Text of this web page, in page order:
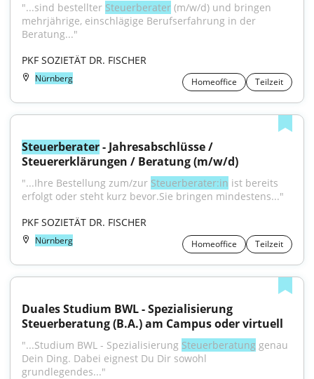
"...sind bestellter Steuerberater (m/w/d) und bringen
mehrjährige, einschlägige Berufserfahrung in der
Beratung..."
PKF SOZIETÄT DR. FISCHER
Nürnberg Homeoffice Teilzeit
Steuerberater - Jahresabschlüsse /
Steuererklärungen / Beratung (m/w/d)
"...Ihre Bestellung zum/zur Steuerberater:in ist bereits
erfolgt oder steht kurz bevor.Sie bringen mindestens..."
PKF SOZIETÄT DR. FISCHER
Nürnberg Homeoffice Teilzeit
Duales Studium BWL - Spezialisierung
Steuerberatung (B.A.) am Campus oder virtuell
"...Studium BWL - Spezialisierung Steuerberatung genau
Dein Ding. Dabei eignest Du Dir sowohl
grundlegendes..."